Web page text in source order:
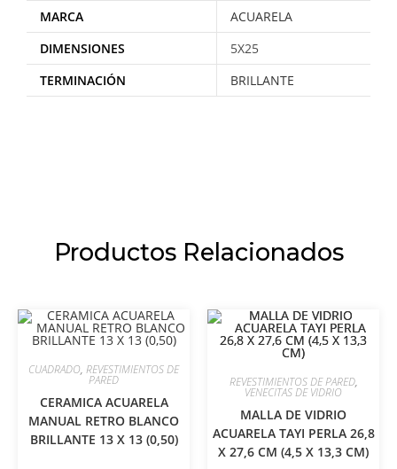
MARCA
ACUARELA
DIMENSIONES
5X25
TERMINACIÓN
BRILLANTE
Productos Relacionados
CUADRADO, REVESTIMIENTOS DE
PARED
CERAMICA ACUARELA
MANUAL RETRO BLANCO
BRILLANTE 13 X 13 (0,50)
REVESTIMIENTOS DE PARED,
VENECITAS DE VIDRIO
MALLA DE VIDRIO
ACUARELA TAYI PERLA 26,8
X 27,6 CM (4,5 X 13,3 CM)